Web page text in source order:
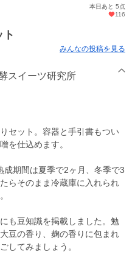
本日あと 5点
116
みんなの投稿を見る
スイーツ研究所
セット。容器と手引書もつい
を仕込めます。
期間は夏季で2ヶ月、冬季で3
らそのまま冷蔵庫に入れられ
も豆知識を掲載しました。勉
豆の香り、麹の香りに包まれ
してみましょう。